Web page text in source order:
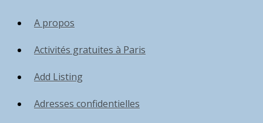
A propos
Activités gratuites à Paris
Add Listing
Adresses confidentielles